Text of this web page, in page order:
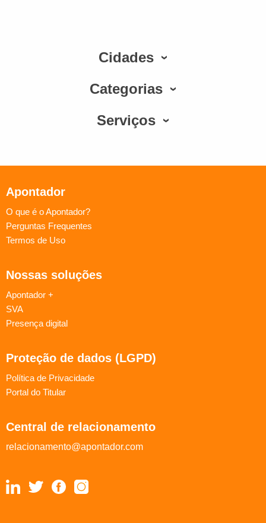
Cidades
Categorias
Serviços
Apontador
O que é o Apontador?
Perguntas Frequentes
Termos de Uso
Nossas soluções
Apontador +
SVA
Presença digital
Proteção de dados (LGPD)
Política de Privacidade
Portal do Titular
Central de relacionamento
relacionamento@apontador.com